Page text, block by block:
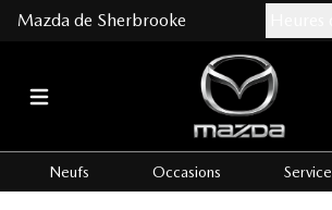
Mazda de Sherbrooke
Neufs Occasions Service